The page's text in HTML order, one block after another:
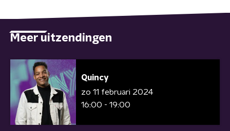
Meer uitzendingen
Quincy
zo 11 februari 2024
16:00 - 19:00